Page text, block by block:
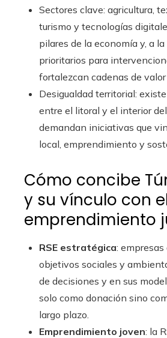
Sectores clave: agricultura,
turismo y tecnologías
pilares de la economía y, a
prioritarios para
fortalezcan cadenas de valor
Desigualdad territorial:
entre el litoral y el interior
demandan iniciativas que
local, emprendimiento y
Cómo concibe
y su vínculo con
emprendimiento
RSE estratégica:
objetivos sociales y
de decisiones y en sus
solo como donación sino
largo plazo.
Emprendimiento joven: la